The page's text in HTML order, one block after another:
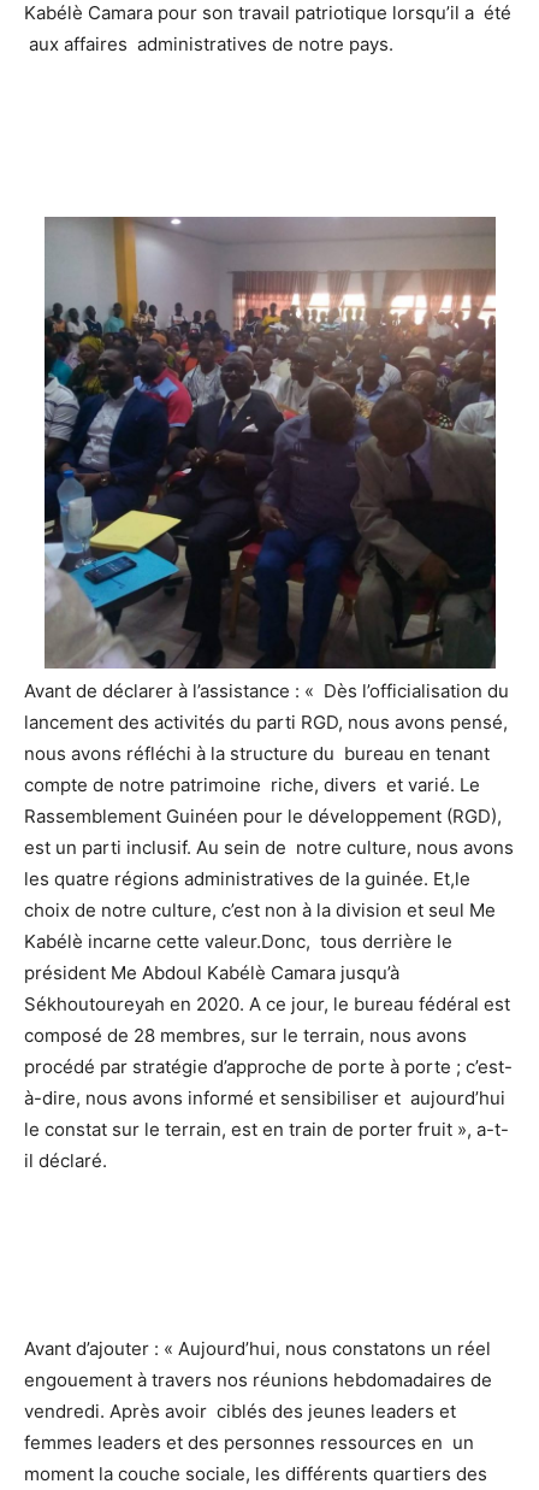
Kabélè Camara pour son travail patriotique lorsqu’il a été
aux affaires administratives de notre pays.
Avant de déclarer à l’assistance : « Dès l’officialisation du
lancement des activités du parti RGD, nous avons pensé,
nous avons réfléchi à la structure du bureau en tenant
compte de notre patrimoine riche, divers et varié. Le
Rassemblement Guinéen pour le développement (RGD),
est un parti inclusif. Au sein de notre culture, nous avons
les quatre régions administratives de la guinée. Et,le
choix de notre culture, c’est non à la division et seul Me
Kabélè incarne cette valeur.Donc, tous derrière le
président Me Abdoul Kabélè Camara jusqu’à
Sékhoutoureyah en 2020. A ce jour, le bureau fédéral est
composé de 28 membres, sur le terrain, nous avons
procédé par stratégie d’approche de porte à porte ; c’est-
à-dire, nous avons informé et sensibiliser et aujourd’hui
le constat sur le terrain, est en train de porter fruit », a-t-
il déclaré.
Avant d’ajouter : « Aujourd’hui, nous constatons un réel
engouement à travers nos réunions hebdomadaires de
vendredi. Après avoir ciblés des jeunes leaders et
femmes leaders et des personnes ressources en un
moment la couche sociale, les différents quartiers des